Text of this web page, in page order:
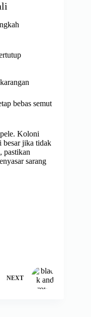
bebas semut
Koloni
besar jika tidak
pastikan
sarang
NEXT